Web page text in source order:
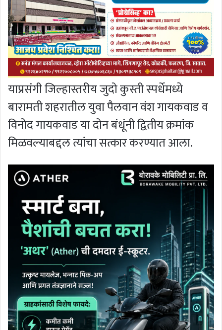
याप्रसंगी जिल्हास्तरीय जुदो कुस्ती स्पर्धेमध्ये
बारामती शहरातील युवा पैलवान वंश गायकवाड व
विनोद गायकवाड या दोन बंधूंनी द्वितीय क्रमांक
मिळवल्याबद्दल त्यांचा सत्कार करण्यात आला.